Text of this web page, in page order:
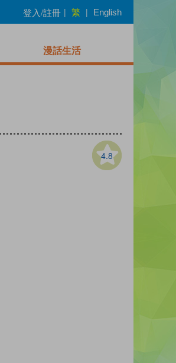
登入/註冊 | 繁 | English
漫話生活
4.8